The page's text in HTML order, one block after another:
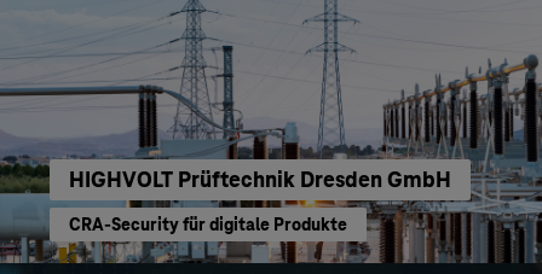
HIGHVOLT Prüftechnik Dresden GmbH
CRA-Security für digitale Produkte